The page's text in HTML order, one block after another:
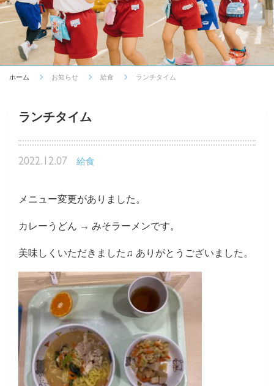
ホーム お知らせ 給食 ランチタイム
ランチタイム
2022.12.07 給食
メニュー変更がありました。
カレーうどん → みそラーメンです。
美味しくいただきました♫ ありがとうございました。